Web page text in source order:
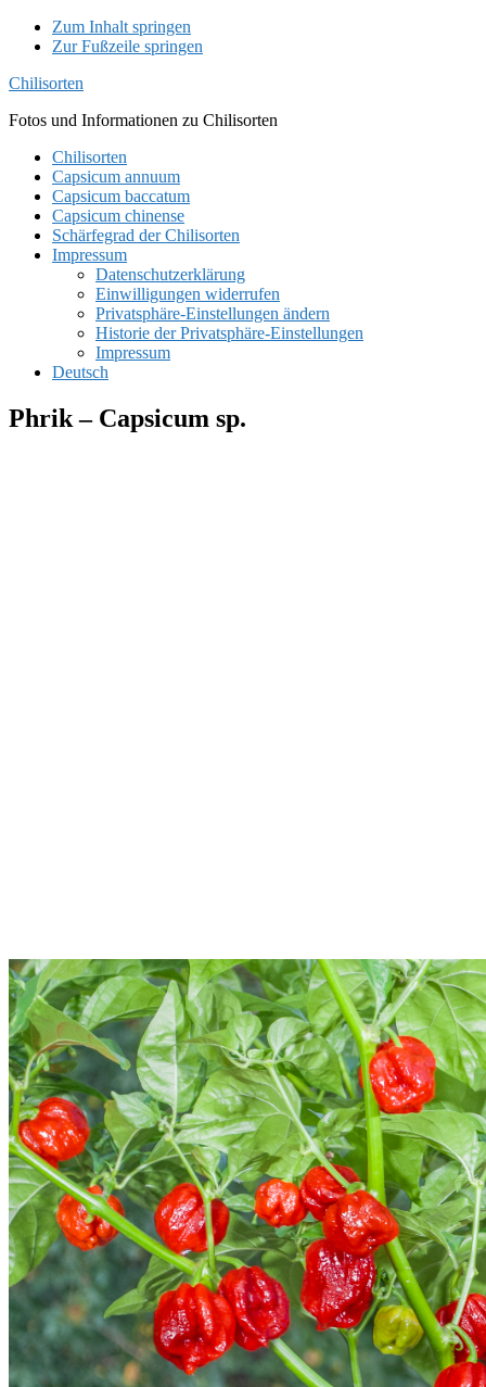
Zum Inhalt springen
Zur Fußzeile springen
Chilisorten
Fotos und Informationen zu Chilisorten
Chilisorten
Capsicum annuum
Capsicum baccatum
Capsicum chinense
Schärfegrad der Chilisorten
Impressum
Datenschutzerklärung
Einwilligungen widerrufen
Privatsphäre-Einstellungen ändern
Historie der Privatsphäre-Einstellungen
Impressum
Deutsch
Phrik – Capsicum sp.